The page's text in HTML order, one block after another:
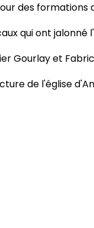
des formations
qui ont jalonné
Gourlay et
de l'église